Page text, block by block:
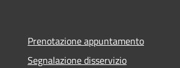
Prenotazione appuntamento
Segnalazione disservizio